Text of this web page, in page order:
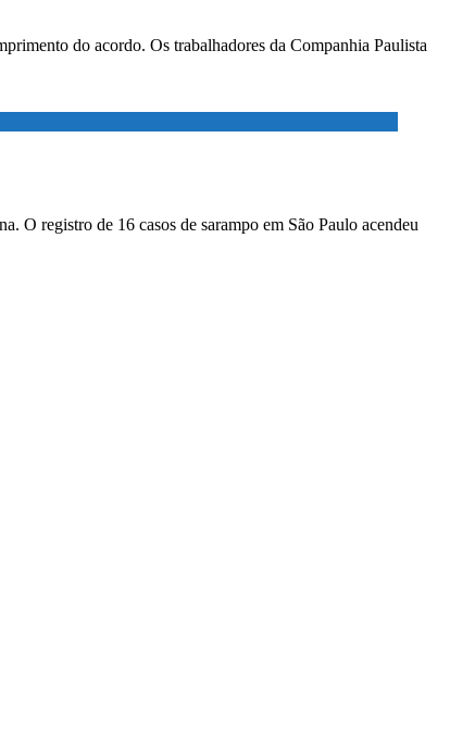
do acordo. Os trabalhadores da Companhia Paulista
O registro de 16 casos de sarampo em São Paulo acendeu